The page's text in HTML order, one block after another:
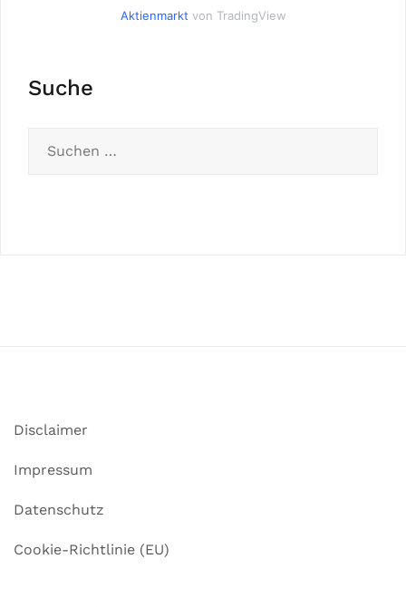
Aktienmarkt von TradingView
Suche
Disclaimer
Impressum
Datenschutz
Cookie-Richtlinie (EU)